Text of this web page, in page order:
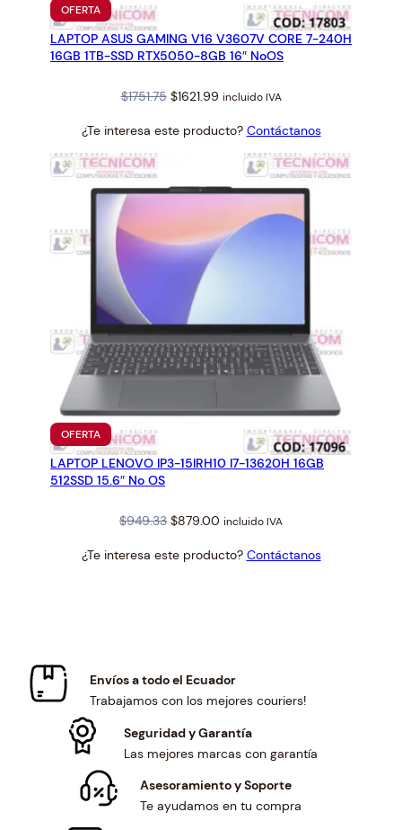
OFERTAPRODUCTO
EN
OFERTA
LAPTOP ASUS GAMING V16 V3607V CORE 7-240H
16GB 1TB-SSD RTX5050-8GB 16″ NoOS
$1751.75 Original
was:
$1621.99Current
is:
$1621.99.
incluido IVA
¿Te interesa este producto? Contáctanos
OFERTAPRODUCTO
EN
OFERTA
LAPTOP LENOVO IP3-15IRH10 I7-13620H 16GB
512SSD 15.6″ No OS
$949.33 Original
was:
$879.00 Current
is:
incluido IVA
¿Te interesa este producto? Contáctanos
Envíos a todo el Ecuador
Trabajamos con los mejores couriers!
Seguridad y Garantía
Las mejores marcas con garantía
Asesoramiento y Soporte
Te ayudamos en tu compra